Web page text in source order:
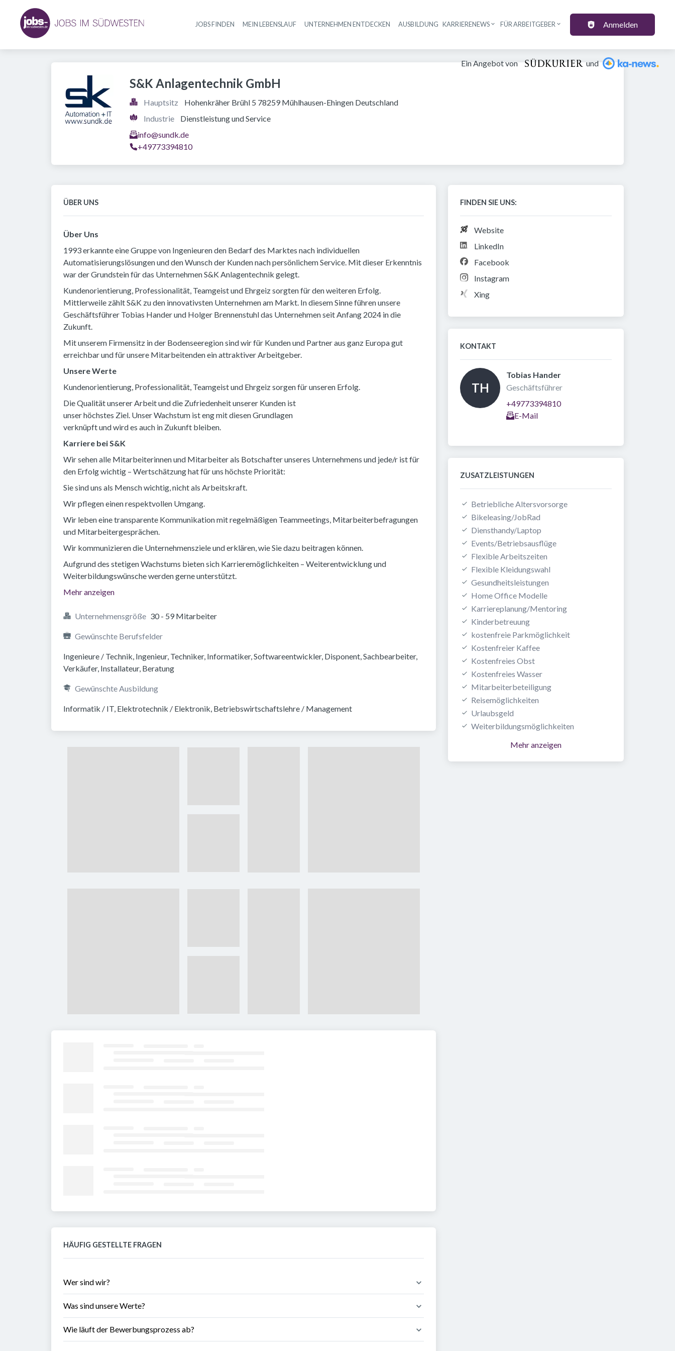
Haupt-Navigation
JOBS FINDEN MEIN LEBENSLAUF UNTERNEHMEN ENTDECKEN AUSBILDUNG KARRIERENEWS FÜR ARBEITGEBER Anmelden
Ein Angebot von und
S&K Anlagentechnik GmbH
Hauptsitz
Hohenkräher Brühl 5 78259 Mühlhausen-Ehingen Deutschland
Industrie
Dienstleistung und Service
info@sundk.de
+49773394810
ÜBER UNS
Über Uns
1993 erkannte eine Gruppe von Ingenieuren den Bedarf des Marktes nach individuellen
Automatisierungslösungen und den Wunsch der Kunden nach persönlichem Service. Mit dieser Erkenntnis
war der Grundstein für das Unternehmen S&K Anlagentechnik gelegt.
Kundenorientierung, Professionalität, Teamgeist und Ehrgeiz sorgten für den weiteren Erfolg.
Mittlerweile zählt S&K zu den innovativsten Unternehmen am Markt. In diesem Sinne führen unsere
Geschäftsführer Tobias Hander und Holger Brennenstuhl das Unternehmen seit Anfang 2024 in die
Zukunft.
Mit unserem Firmensitz in der Bodenseeregion sind wir für Kunden und Partner aus ganz Europa gut
erreichbar und für unsere Mitarbeitenden ein attraktiver Arbeitgeber.
Unsere Werte
Kundenorientierung, Professionalität, Teamgeist und Ehrgeiz sorgen für unseren Erfolg.
Die Qualität unserer Arbeit und die Zufriedenheit unserer Kunden ist
unser höchstes Ziel. Unser Wachstum ist eng mit diesen Grundlagen
verknüpft und wird es auch in Zukunft bleiben.
Karriere bei S&K
Wir sehen alle Mitarbeiterinnen und Mitarbeiter als Botschafter unseres Unternehmens und jede/r ist für
den Erfolg wichtig – Wertschätzung hat für uns höchste Priorität:
Sie sind uns als Mensch wichtig, nicht als Arbeitskraft.
Wir pflegen einen respektvollen Umgang.
Wir leben eine transparente Kommunikation mit regelmäßigen Teammeetings, Mitarbeiterbefragungen
und Mitarbeitergesprächen.
Wir kommunizieren die Unternehmensziele und erklären, wie Sie dazu beitragen können.
Aufgrund des stetigen Wachstums bieten sich Karrieremöglichkeiten – Weiterentwicklung und
Weiterbildungswünsche werden gerne unterstützt.
Mehr anzeigen
Unternehmensgröße 30 - 59 Mitarbeiter
Gewünschte Berufsfelder
Ingenieure / Technik, Ingenieur, Techniker, Informatiker, Softwareentwickler, Disponent, Sachbearbeiter,
Verkäufer, Installateur, Beratung
Gewünschte Ausbildung
Informatik / IT, Elektrotechnik / Elektronik, Betriebswirtschaftslehre / Management
HÄUFIG GESTELLTE FRAGEN
Wer sind wir?
Was sind unsere Werte?
Wie läuft der Bewerbungsprozess ab?
FINDEN SIE UNS:
Website
LinkedIn
Facebook
Instagram
Xing
KONTAKT
TH
Tobias Hander
Geschäftsführer
+49773394810
E-Mail
ZUSATZLEISTUNGEN
Betriebliche Altersvorsorge
Bikeleasing/JobRad
Diensthandy/Laptop
Events/Betriebsausflüge
Flexible Arbeitszeiten
Flexible Kleidungswahl
Gesundheitsleistungen
Home Office Modelle
Karriereplanung/Mentoring
Kinderbetreuung
kostenfreie Parkmöglichkeit
Kostenfreier Kaffee
Kostenfreies Obst
Kostenfreies Wasser
Mitarbeiterbeteiligung
Reisemöglichkeiten
Urlaubsgeld
Weiterbildungsmöglichkeiten
Mehr anzeigen